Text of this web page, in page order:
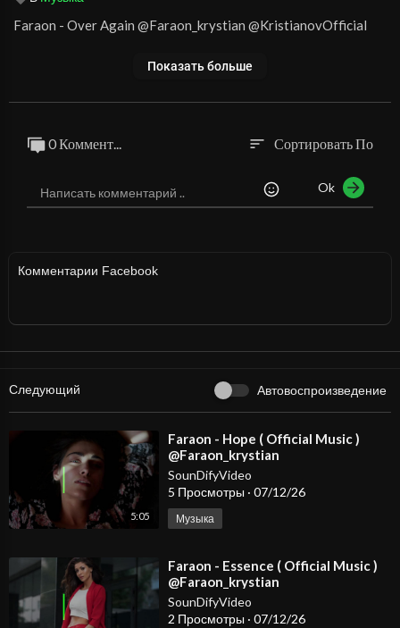
⁣Faraon - Over Again @Faraon_krystian @KristianovOfficial
Показать больше
0 Коммент... sort Сортировать По
Ok
Комментарии Facebook
Следующий Автовоспроизведение
5:05
⁣Faraon - Hope ( Official Music )
@Faraon_krystian
SounDifyVideo
5 Просмотры · 07/12/26
Музыка
⁣Faraon - Essence ( Official Music )
@Faraon_krystian
SounDifyVideo
2 Просмотры · 07/12/26